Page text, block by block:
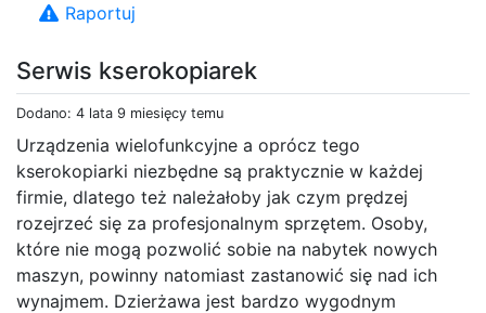
Serwis kserokopiarek
Dodano: 4 lata 9 miesięcy temu
Urządzenia wielofunkcyjne a oprócz tego
kserokopiarki niezbędne są praktycznie w każdej
firmie, dlatego też należałoby jak czym prędzej
rozejrzeć się za profesjonalnym sprzętem. Osoby,
które nie mogą pozwolić sobie na nabytek nowych
maszyn, powinny natomiast zastanowić się nad ich
wynajmem. Dzierżawa jest bardzo wygodnym
Raportuj